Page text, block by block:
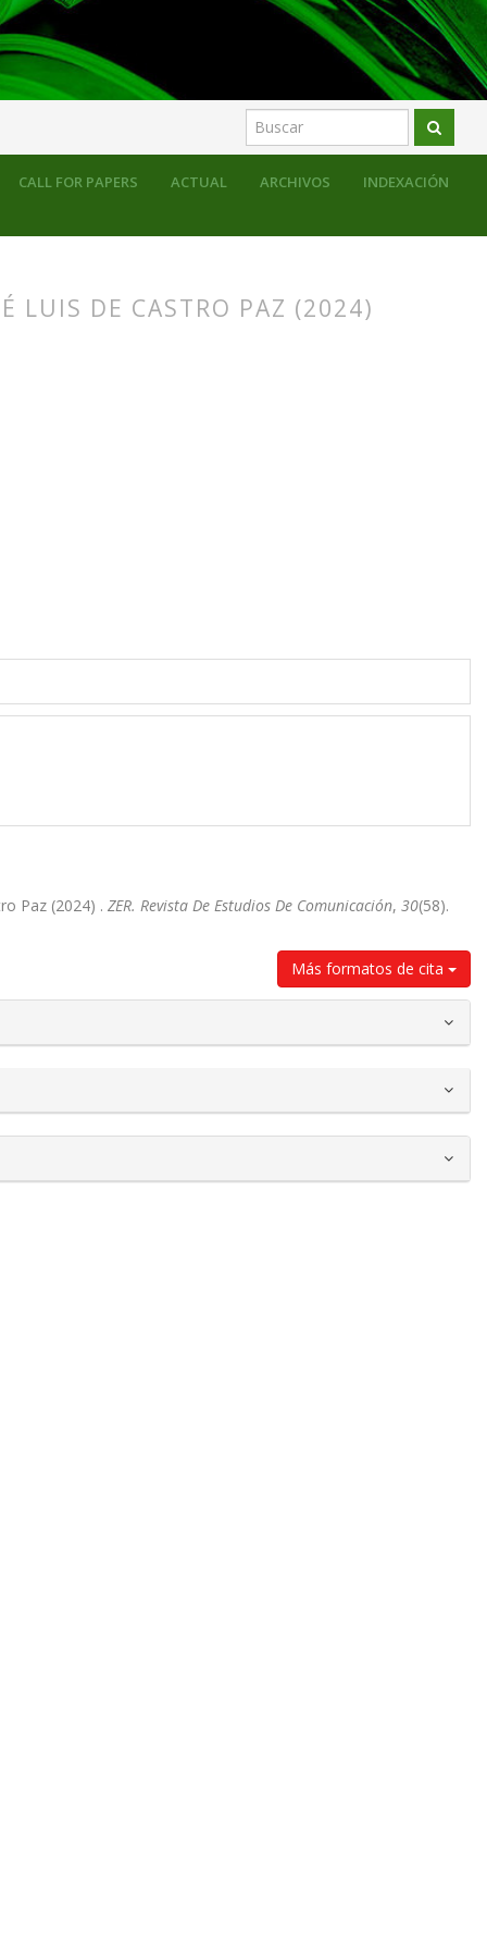
CALL FOR PAPERS ACTUAL ARCHIVOS INDEXACIÓN
LUIS DE CASTRO PAZ (2024)
Paz (2024) . ZER. Revista De Estudios De Comunicación, 30(58).
Más formatos de cita